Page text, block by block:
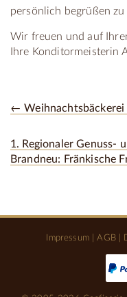
persönlich begrüßen zu
Wir freuen und auf
Ihre Konditormeisterin
← Weihnachtsbäckerei
1. Regionaler Genuss-
Brandneu: Fränkische
Impressum|AGB|